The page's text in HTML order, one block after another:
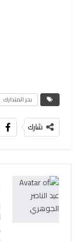
بحر المتدارك
شارك